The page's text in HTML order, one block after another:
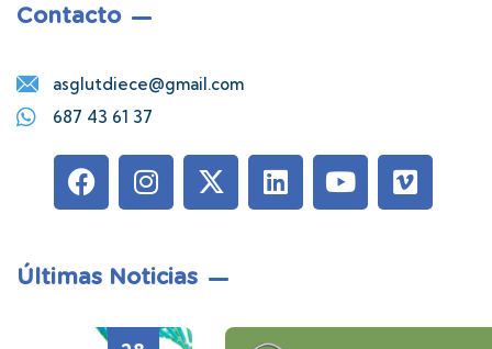
Contacto
asglutdiece@gmail.com
687 43 61 37
Últimas Noticias